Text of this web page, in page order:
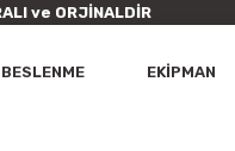
ve ORJİNALDİR
BESLENME EKİPMAN